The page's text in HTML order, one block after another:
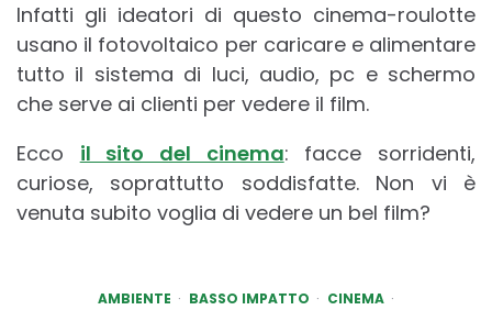
Infatti gli ideatori di questo cinema-roulotte
usano il fotovoltaico per caricare e alimentare
tutto il sistema di luci, audio, pc e schermo
che serve ai clienti per vedere il film.
Ecco il sito del cinema: facce sorridenti,
curiose, soprattutto soddisfatte. Non vi è
venuta subito voglia di vedere un bel film?
AMBIENTE BASSO IMPATTO
CINEMA